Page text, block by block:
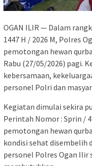
OGAN ILIR — Dalam
1447 H / 2026 M, Polres
pemotongan hewan
Rabu (27/05/2026) pagi.
kebersamaan,
personel Polri dan
Kegiatan dimulai sekira
Perintah Nomor : Sprin /
pemotongan hewan
kondisi sehat disembelih
personel Polres Ogan Ilir